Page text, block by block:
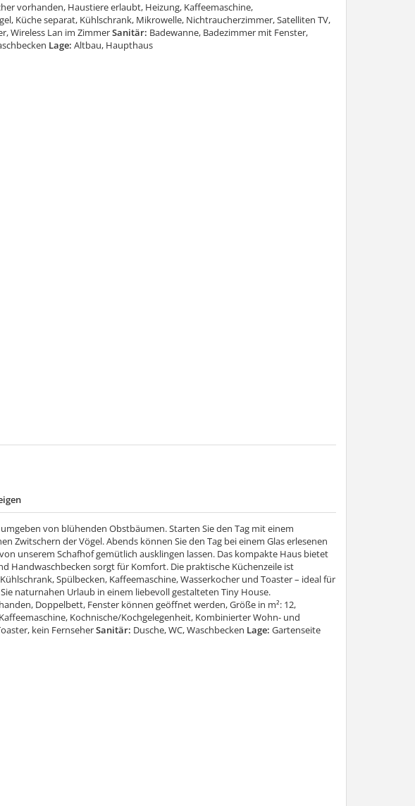
vorhanden, Haustiere erlaubt, Heizung, Kaffeemaschine,
Küche separat, Kühlschrank, Mikrowelle, Nichtraucherzimmer, Satelliten TV,
Wireless Lan im ZimmerSanitär: Badewanne, Badezimmer mit Fenster,
Lage: Altbau, Haupthaus
von blühenden Obstbäumen. Starten Sie den Tag mit einem
Zwitschern der Vögel. Abends können Sie den Tag bei einem Glas erlesenen
unserem Schafhof gemütlich ausklingen lassen. Das kompakte Haus bietet
Handwaschbecken sorgt für Komfort. Die praktische Küchenzeile ist
Spülbecken, Kaffeemaschine, Wasserkocher und Toaster – ideal für
naturnahen Urlaub in einem liebevoll gestalteten Tiny House.
Doppelbett, Fenster können geöffnet werden, Größe in m²: 12,
Kochnische/Kochgelegenheit, Kombinierter Wohn- und
kein FernseherSanitär: Dusche, WC, Waschbecken Lage: Gartenseite